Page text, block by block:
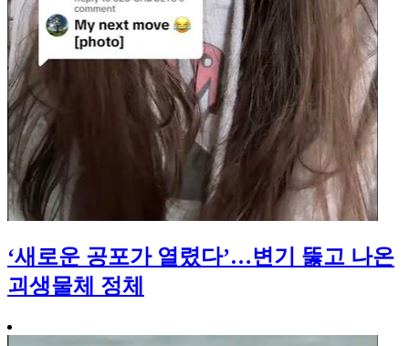
‘새로운 공포가 열렸다’…변기 뚫고 나온
괴생물체 정체